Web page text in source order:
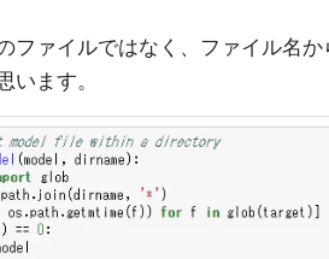
ファイルではなく、ファイル名
います。